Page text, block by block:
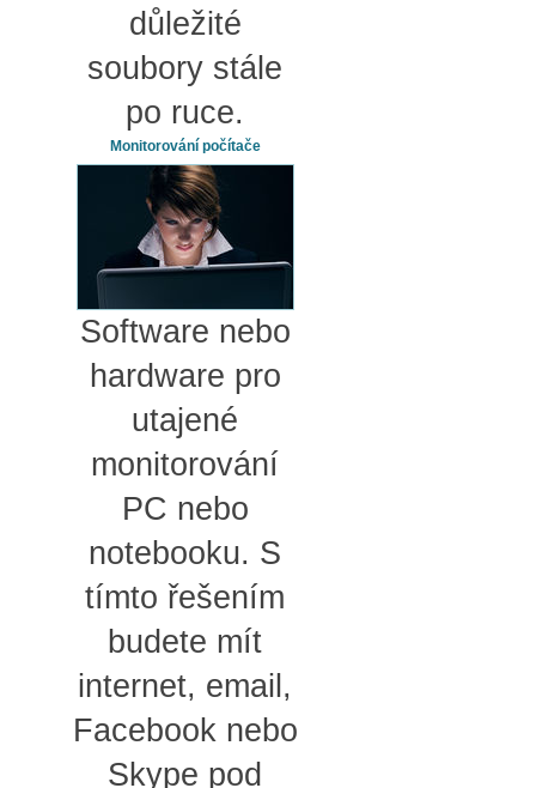
důležité
soubory stále
po ruce.
Monitorování počítače
Software nebo
hardware pro
utajené
monitorování
PC nebo
notebooku. S
tímto řešením
budete mít
internet, email,
Facebook nebo
Skype pod